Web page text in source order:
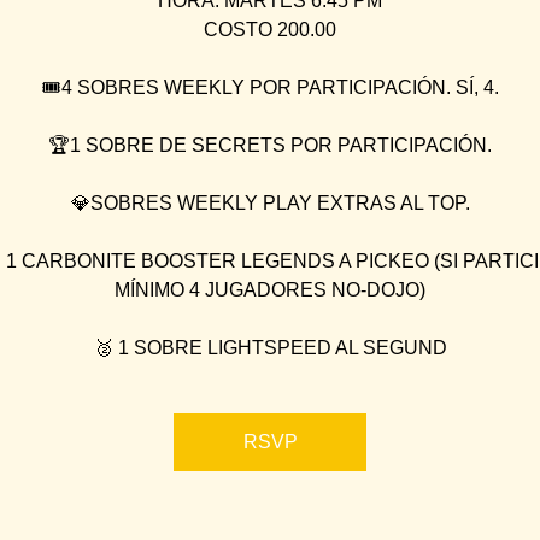
COSTO 200.00
🎟4 SOBRES WEEKLY POR PARTICIPACIÓN. SÍ, 4.
🏆1 SOBRE DE SECRETS POR PARTICIPACIÓN.
💎SOBRES WEEKLY PLAY EXTRAS AL TOP.
1 CARBONITE BOOSTER LEGENDS A PICKEO (SI
MÍNIMO 4 JUGADORES NO-DOJO)
🥈 1 SOBRE LIGHTSPEED AL SEGUND
RSVP